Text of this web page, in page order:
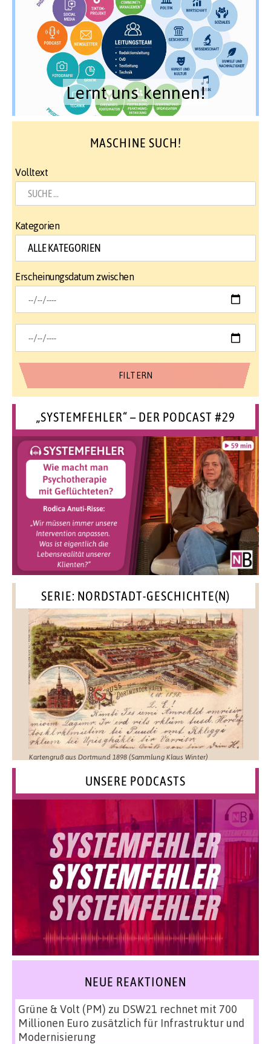
Lernt uns kennen!
MASCHINE SUCH!
Volltext
Kategorien
Erscheinungsdatum zwischen
„SYSTEMFEHLER“ – DER PODCAST #29
SERIE: NORDSTADT-GESCHICHTE(N)
Kartengruß aus Dortmund 1898 (Sammlung Klaus Winter)
UNSERE PODCASTS
NEUE REAKTIONEN
Grüne & Volt (PM) zu DSW21 rechnet mit 700
Millionen Euro zusätzlich für Infrastruktur und
Modernisierung